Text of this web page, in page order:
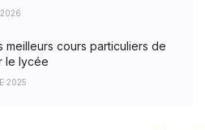
2026
meilleurs cours particuliers de
le lycée
2025